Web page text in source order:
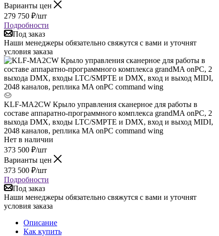
Варианты цен
279 750 ₽/шт
Подробности
Под заказ
Наши менеджеры обязательно свяжутся с вами и уточнят
условия заказа
KLF-MA2CW Крыло управления сканерное для работы в
составе аппаратно-программного комплекса grandMA onPC, 2
выхода DMX, входы LTC/SMPTE и DMX, вход и выход MIDI,
2048 каналов, реплика MA onPC command wing
Нет в наличии
373 500 ₽/шт
Варианты цен
373 500 ₽/шт
Подробности
Под заказ
Наши менеджеры обязательно свяжутся с вами и уточнят
условия заказа
Описание
Как купить